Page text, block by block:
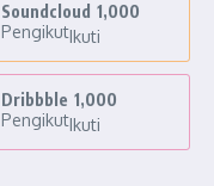
Soundcloud 1,000
PengikutIkuti
Dribbble 1,000
PengikutIkuti